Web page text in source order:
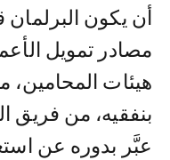
أن يكون
مصادر تمويل
هيئات
بنفقيه، من فريق
عبَّر بدوره عن